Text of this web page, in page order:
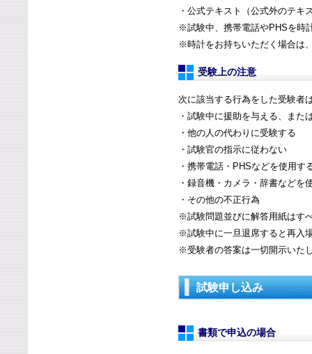
・公式テキスト（公式外のテキ
※試験中、携帯電話やPHSを時
※時計をお持ちいただく場合は
受験上の注意
次に該当する行為をした受験者
・試験中に援助を与える、また
・他の人の代わりに受験する
・試験官の指示に従わない
・携帯電話・PHSなどを使用す
・録音機・カメラ・辞書などを
・その他の不正行為
※試験問題並びに解答用紙はす
※試験中に一旦退席すると再入
※受験者の答案は一切開示いた
試験申し込み
書類で申込の場合